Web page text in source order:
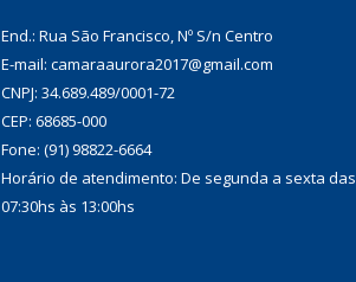
End.: Rua São Francisco, Nº S/n Centro
E-mail: camaraaurora2017@gmail.com
CNPJ: 34.689.489/0001-72
CEP: 68685-000
Fone: (91) 98822-6664
Horário de atendimento: De segunda a sexta das
07:30hs às 13:00hs